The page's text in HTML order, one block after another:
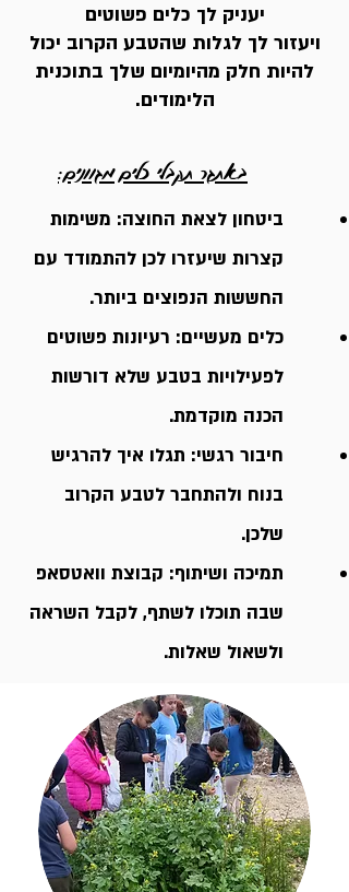
יעניק לך כלים פשוטים
ויעזור לך לגלות שהטבע הקרוב יכול
להיות חלק מהיומיום שלך בתוכנית
הלימודים.
באתגר תקבלי כלים מגוונים:
ביטחון לצאת החוצה: משימות
קצרות שיעזרו לכן להתמודד עם
החששות הנפוצים ביותר.
כלים מעשיים: רעיונות פשוטים
לפעילויות בטבע שלא דורשות
הכנה מוקדמת.
חיבור רגשי: תגלו איך להרגיש
בנוח ולהתחבר לטבע הקרוב
שלכן.
תמיכה ושיתוף: קבוצת וואטסאפ
שבה תוכלו לשתף, לקבל השראה
ולשאול שאלות.